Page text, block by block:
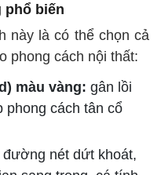
phổ biến
này là có thể chọn cả
phong cách nội thất:
màu vàng: gân lồi
phong cách tân cổ
đường nét dứt khoát,